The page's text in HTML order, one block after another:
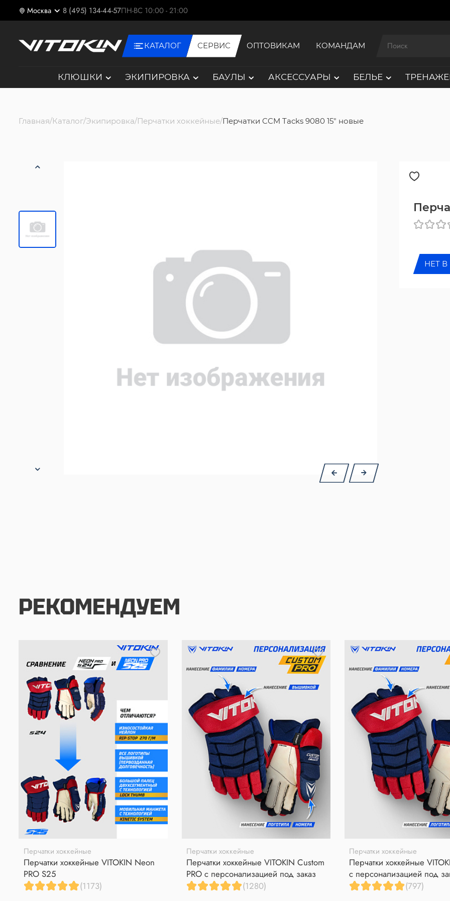
Москва 8 (495) 134-44-57ПН-ВС 10:00 - 21:00
КАТАЛОГ СЕРВИС ОПТОВИКАМ КОМАНДАМ
КЛЮШКИ ЭКИПИРОВКА БАУЛЫ АКСЕССУАРЫ БЕЛЬЕ
Главная Каталог Экипировка Перчатки хоккейные Перчатки CCM Tacks 9080 15" новые
НЕТ
РЕКОМЕНДУЕМ
Перчатки хоккейные
Перчатки хоккейные VITOKIN Neon
PRO S25
(1173)
Перчатки хоккейные
Перчатки хоккейные VITOKIN Custom
PRO с персонализацией под заказ
(1280)
Перчатки хоккейные
Перчатки хоккейные
с персонализацией под
(797)